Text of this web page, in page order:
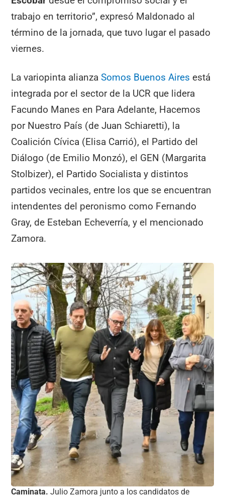
trabajo en territorio”, expresó Maldonado al
término de la jornada, que tuvo lugar el pasado
viernes.
La variopinta alianzaSomos Buenos Aires está
integrada por el sector de la UCR que lidera
Facundo Manes en Para Adelante, Hacemos
por Nuestro País (de Juan Schiaretti), la
Coalición Cívica (Elisa Carrió), el Partido del
Diálogo (de Emilio Monzó), el GEN (Margarita
Stolbizer), el Partido Socialista y distintos
partidos vecinales, entre los que se encuentran
intendentes del peronismo como Fernando
Gray, de Esteban Echeverría, y el mencionado
Zamora.
Caminata. Julio Zamora junto a los candidatos de